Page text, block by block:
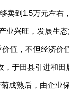
卖到1.5万元左
业兴旺，发展生
值，不但经济
于田县引进和
成熟后，由企业